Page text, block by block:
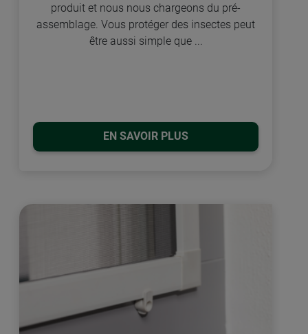
produit et nous nous chargeons du pré-
assemblage. Vous protéger des insectes peut
être aussi simple que ...
EN SAVOIR PLUS